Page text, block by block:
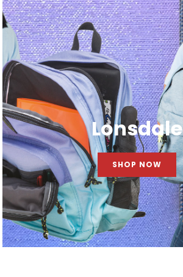
Lonsdale
SHOP NOW